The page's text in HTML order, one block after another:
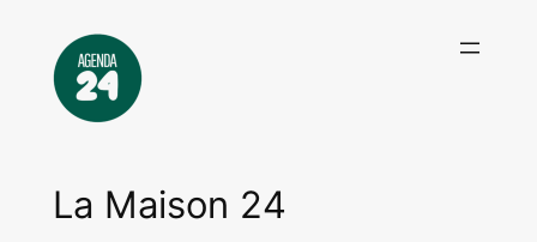
contenu
La Maison 24